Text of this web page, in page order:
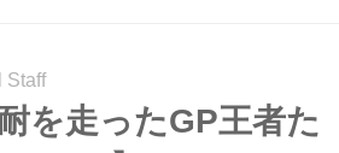
Staff
耐を走ったGP王者た